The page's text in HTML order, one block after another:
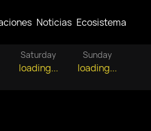
Noticias Ecosistema
Saturday
loading...
Sunday
loading...